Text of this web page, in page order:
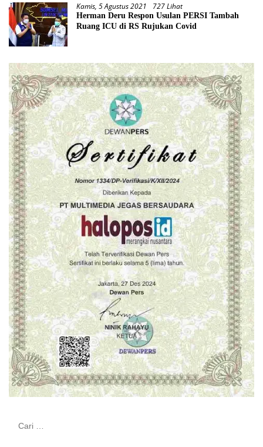
Kamis, 5 Agustus 2021 727 Lihat
Herman Deru Respon Usulan PERSI Tambah
Ruang ICU di RS Rujukan Covid
Cari